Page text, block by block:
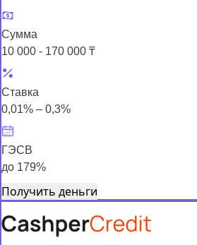
Сумма
10 000 - 170 000 ₸
Ставка
0,01% – 0,3%
ГЭСВ
до 179%
Получить деньги